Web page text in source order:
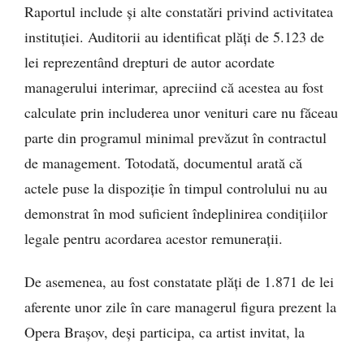
Raportul include și alte constatări privind activitatea
instituției. Auditorii au identificat plăți de 5.123 de
lei reprezentând drepturi de autor acordate
managerului interimar, apreciind că acestea au fost
calculate prin includerea unor venituri care nu făceau
parte din programul minimal prevăzut în contractul
de management. Totodată, documentul arată că
actele puse la dispoziție în timpul controlului nu au
demonstrat în mod suficient îndeplinirea condițiilor
legale pentru acordarea acestor remunerații.
De asemenea, au fost constatate plăți de 1.871 de lei
aferente unor zile în care managerul figura prezent la
Opera Brașov, deși participa, ca artist invitat, la